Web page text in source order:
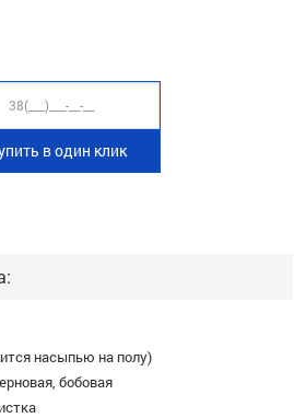
в один клик
насыпью на полу)
бобовая